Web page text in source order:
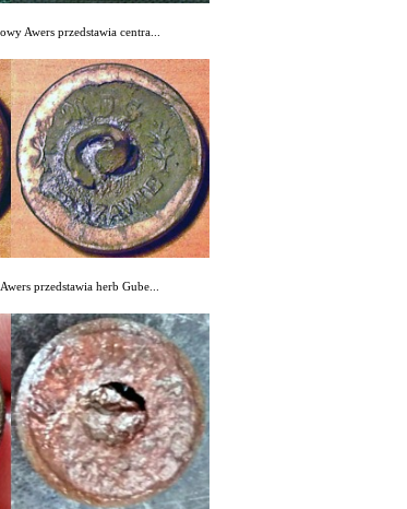
Awers przedstawia centra...
przedstawia herb Gube...